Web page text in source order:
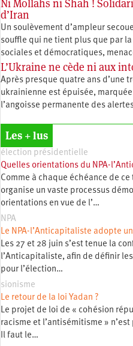
Ni Mollahs ni Shah !
d’Iran
Un soulèvement d’ampleur
souffle qui ne tient plus que par
sociales et démocratiques,
L’Ukraine ne cède ni aux
Après presque quatre ans d’une
ukrainienne est épuisée,
l’angoisse permanente des
Les + lus
élection présidentielle
Quelles orientations du NPA-
Comme à chaque échéance de
organise un vaste processus
orientations en vue de l’…
NPA
Le NPA-l’Anticapitaliste adopte
Les 27 et 28 juin s’est tenue la
l’Anticapitaliste, afin de définir
pour l’élection…
sionisme
Le retour de la loi Yadan ?
Le projet de loi de « cohésion
racisme et l’antisémitisme »
Il faut le…